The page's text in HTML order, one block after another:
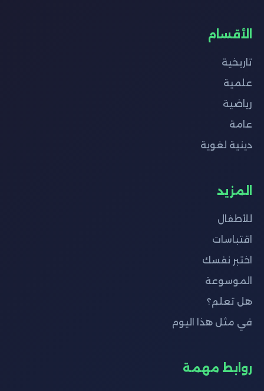
الأقسام
تاريخية
علمية
رياضية
عامة
دينية لغوية
المزيد
للأطفال
اقتباسات
اختبر نفسك
الموسوعة
هل تعلم؟
في مثل هذا اليوم
روابط مهمة